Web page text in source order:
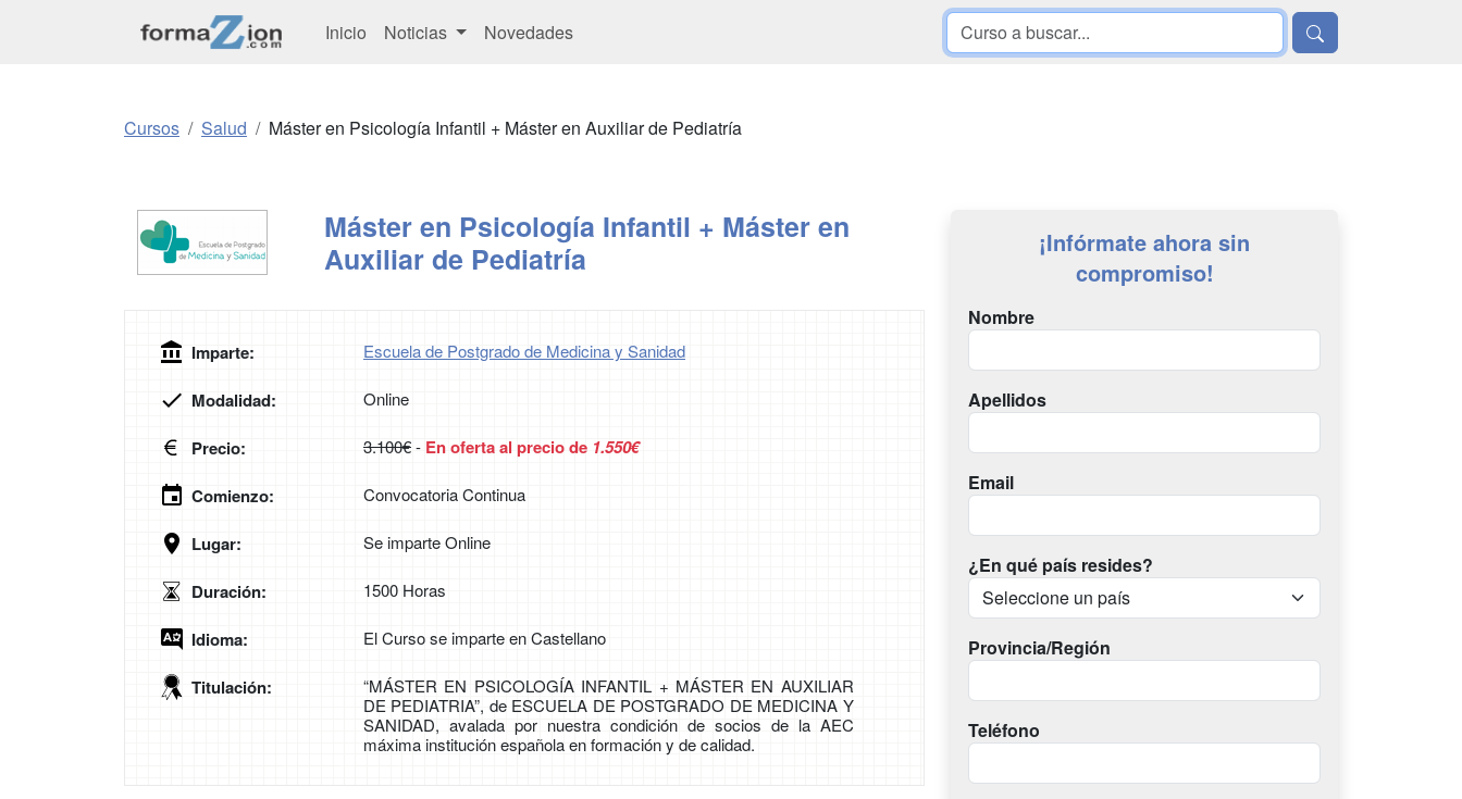
Inicio Noticias Novedades
Cursos Salud Máster en Psicología Infantil + Máster en Auxiliar de Pediatría
Máster en Psicología Infantil + Máster en
Auxiliar de Pediatría
Imparte: Escuela de Postgrado de Medicina y Sanidad
Modalidad: Online
Precio: 3.100€- En oferta al precio de 1.550€
Comienzo: Convocatoria Continua
Lugar: Se imparte Online
Duración: 1500 Horas
Idioma: El Curso se imparte en Castellano
Titulación:
“MÁSTER EN PSICOLOGÍA INFANTIL + MÁSTER EN AUXILIAR
DE PEDIATRIA”, de ESCUELA DE POSTGRADO DE MEDICINA Y
SANIDAD, avalada por nuestra condición de socios de la AEC
máxima institución española en formación y de calidad.
¡Infórmate ahora sin
compromiso!
Nombre
Apellidos
Email
¿En qué país resides?
Provincia/Región
Teléfono